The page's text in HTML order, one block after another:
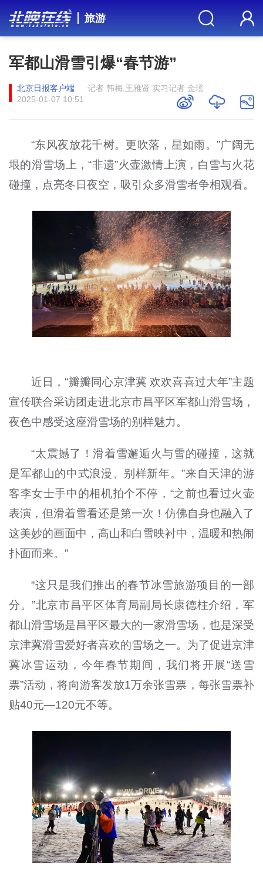
旅游
军都山滑雪引爆“春节游”
北京日报客户端
记者 韩梅,王雅贤 实习记者 金瑶
2025-01-07 10:51
“东风夜放花千树。更吹落，星如雨。”广阔无
垠的滑雪场上，“非遗”火壶激情上演，白雪与火花
碰撞，点亮冬日夜空，吸引众多滑雪者争相观看。
近日，“瓣瓣同心京津冀 欢欢喜喜过大年”主题
宣传联合采访团走进北京市昌平区军都山滑雪场，
夜色中感受这座滑雪场的别样魅力。
“太震撼了！滑着雪邂逅火与雪的碰撞，这就
是军都山的中式浪漫、别样新年。”来自天津的游
客李女士手中的相机拍个不停，“之前也看过火壶
表演，但滑着雪看还是第一次！仿佛自身也融入了
这美妙的画面中，高山和白雪映衬中，温暖和热闹
扑面而来。”
“这只是我们推出的春节冰雪旅游项目的一部
分。”北京市昌平区体育局副局长康德柱介绍，军
都山滑雪场是昌平区最大的一家滑雪场，也是深受
京津冀滑雪爱好者喜欢的雪场之一。为了促进京津
冀冰雪运动，今年春节期间，我们将开展“送雪
票”活动，将向游客发放1万余张雪票，每张雪票补
贴40元—120元不等。